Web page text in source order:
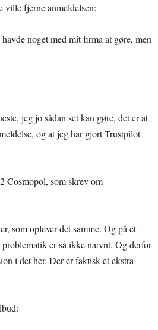
ville fjerne anmeldelsen:
noget med mit firma at gøre, men
jeg jo sådan set kan gøre, det er at
og at jeg har gjort Trustpilot
Cosmopol, som skrev om
som oplever det samme. Og på et
er så ikke nævnt. Og derfor
i det her. Der er faktisk et ekstra